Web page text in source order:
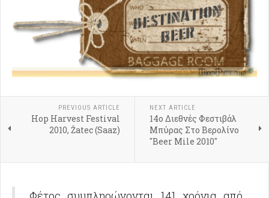
PREVIOUS ARTICLE
Hop Harvest Festival
2010, Žatec (Saaz)
NEXT ARTICLE
14ο Διεθνές Φεστιβάλ
Μπύρας Στο Βερολίνο
"Beer Mile 2010"